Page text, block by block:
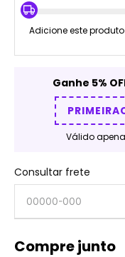
Adicione este
Ganhe 5%
Válido
Consultar frete
Compre junto